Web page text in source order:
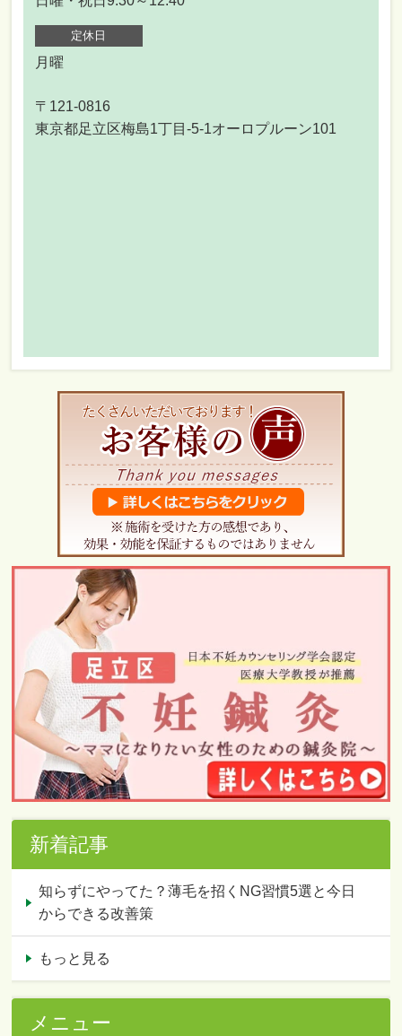
定休日
月曜
〒121-0816
東京都足立区梅島1丁目-5-1オーロプルーン101
新着記事
知らずにやってた？薄毛を招くNG習慣5選と今日
からできる改善策
もっと見る
メニュー